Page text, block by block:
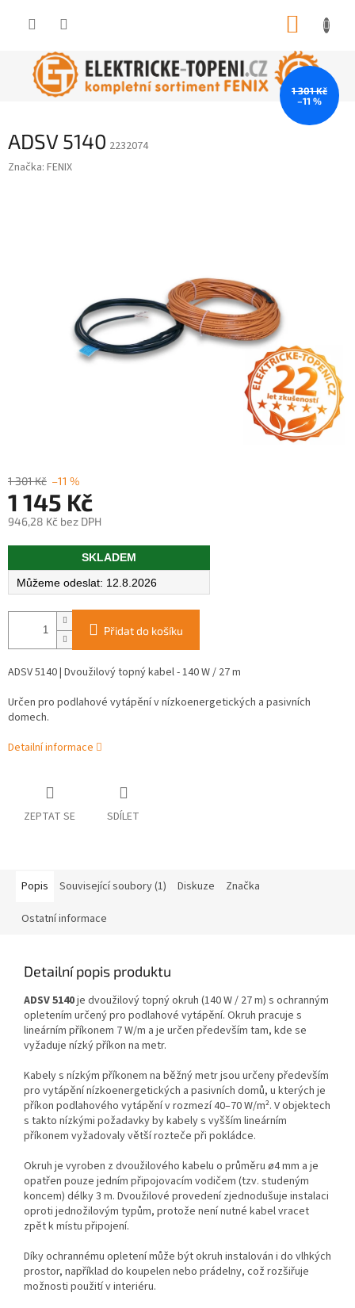
ADSV 5140 2232074
Značka: FENIX
1 301 Kč
–11 %
1 301 Kč –11 %
1 145 Kč
946,28 Kč bez DPH
Měrná
SKLADEM
12.8.2026
Přidat do košíku
ADSV 5140 | Dvoužilový topný kabel - 140 W / 27 m
Určen pro podlahové vytápění v nízkoenergetických a pasivních
domech.
Detailní informace
ZEPTAT SE SDÍLET
Popis Související soubory (1) Diskuze Značka
Ostatní informace
Detailní popis produktu
ADSV 5140je dvoužilový topný okruh (140 W / 27 m) s ochranným
opletením určený pro podlahové vytápění. Okruh pracuje s
lineárním příkonem 7 W/m a je určen především tam, kde se
vyžaduje nízký příkon na metr.
Kabely s nízkým příkonem na běžný metr jsou určeny především
pro vytápění nízkoenergetických a pasivních domů, u kterých je
příkon podlahového vytápění v rozmezí 40–70 W/m². V objektech
s takto nízkými požadavky by kabely s vyšším lineárním
příkonem vyžadovaly větší rozteče při pokládce.
Okruh je vyroben z dvoužilového kabelu o průměru ø4 mm a je
opatřen pouze jedním připojovacím vodičem (tzv. studeným
koncem) délky 3 m. Dvoužilové provedení zjednodušuje instalaci
oproti jednožilovým typům, protože není nutné kabel vracet
zpět k místu připojení.
Díky ochrannému opletení může být okruh instalován i do vlhkých
prostor, například do koupelen nebo prádelny, což rozšiřuje
možnosti použití v interiéru.